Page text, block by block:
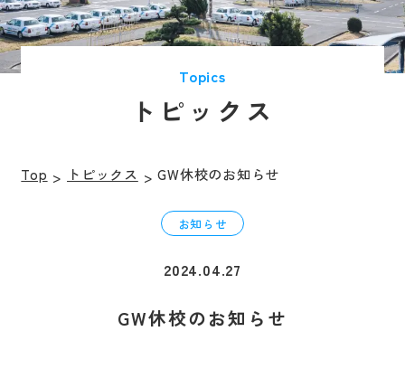
仮入校申し込み
料金・プラン
Topics
トピックス
Top トピックス GW休校のお知らせ
お知らせ
2024.04.27
GW休校のお知らせ